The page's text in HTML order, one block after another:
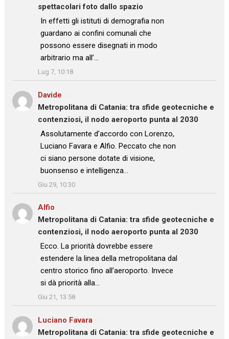
spettacolari foto dallo spazio
: “In effetti gli istituti di demografia non
guardano ai confini comunali che
possono essere disegnati in modo
arbitrario ma all’…
”
Lug 7, 10:18
Davide
Metropolitana di Catania: tra sfide geotecniche e
contenziosi, il nodo aeroporto punta al 2030
: “
Assolutamente d’accordo con Lorenzo,
Luciano Favara e Alfio. Peccato che non
ci siano persone dotate di visione,
buonsenso e intelligenza…
”
Giu 29, 10:30
Alfio
Metropolitana di Catania: tra sfide geotecniche e
contenziosi, il nodo aeroporto punta al 2030
: “Ecco. La priorità dovrebbe essere
estendere la linea della metropolitana dal
centro storico fino all’aeroporto. Invece
si dà priorità alla…
”
Giu 21, 13:58
Luciano Favara
Metropolitana di Catania: tra sfide geotecniche e